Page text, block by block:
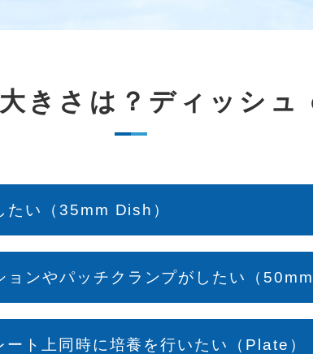
きさは？ディッシュ
たい（35mm Dish）
ョンやパッチクランプがしたい（
ト上同時に培養を行いたい（Plate）